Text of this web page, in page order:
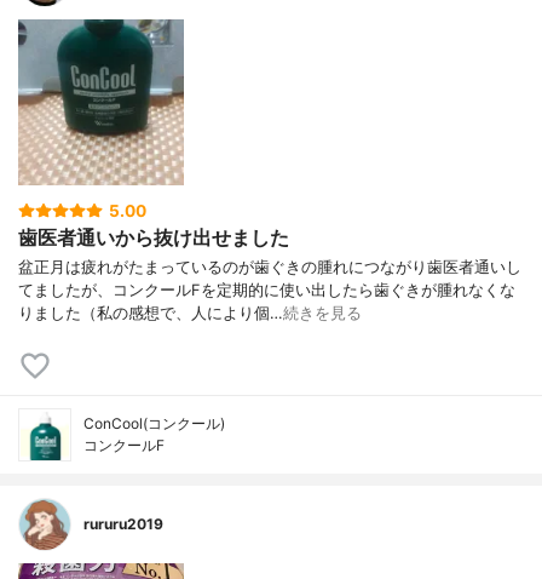
5.00
歯医者通いから抜け出せました
盆正月は疲れがたまっているのが歯ぐきの腫れにつながり歯医者通いし
てましたが、コンクールFを定期的に使い出したら歯ぐきが腫れなくな
りました（私の感想で、人により個…続きを見る
ConCool(コンクール)
コンクールF
rururu2019